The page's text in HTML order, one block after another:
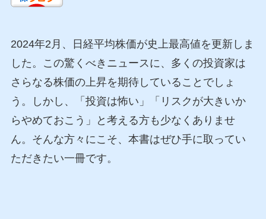
2024年2月、日経平均株価が史上最高値を更新しま
した。この驚くべきニュースに、多くの投資家は
さらなる株価の上昇を期待していることでしょ
う。しかし、「投資は怖い」「リスクが大きいか
らやめておこう」と考える方も少なくありませ
ん。そんな方々にこそ、本書はぜひ手に取ってい
ただきたい一冊です。